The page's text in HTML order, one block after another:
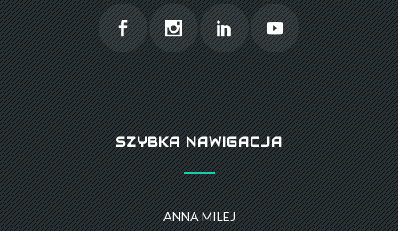
SZYBKA NAWIGACJA
ANNA MILEJ